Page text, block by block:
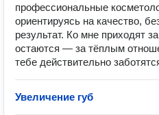
профессиональные
ориентируясь на качество,
результат. Ко мне приходят
остаются — за тёплым
тебе действительно
Увеличение губ